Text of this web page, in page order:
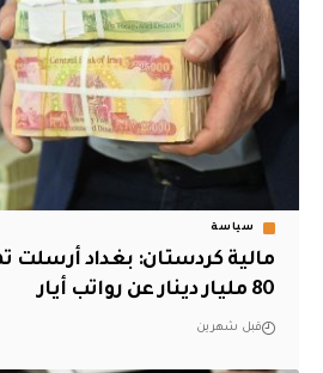
سياسة
مالية كردستان: بغداد أرسلت
80 مليار دينار عن رواتب أيار
قبل شهرين